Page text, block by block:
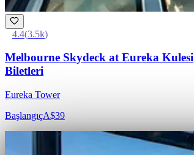
4.4(3.5k)
Melbourne Skydeck at Eureka Kulesi
Biletleri
Eureka Tower
BaşlangıçA$39